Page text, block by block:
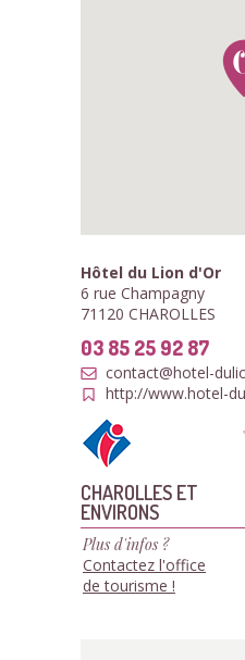
Hôtel du Lion d'Or
6 rue Champagny
71120 CHAROLLES
03 85 25 92 87
contact@hotel-
http://www.hotel-
CHAROLLES ET
ENVIRONS
Plus d'infos ?
Contactez l'office
de tourisme !